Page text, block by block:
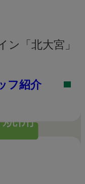
ン「北大宮」
フ紹介
開